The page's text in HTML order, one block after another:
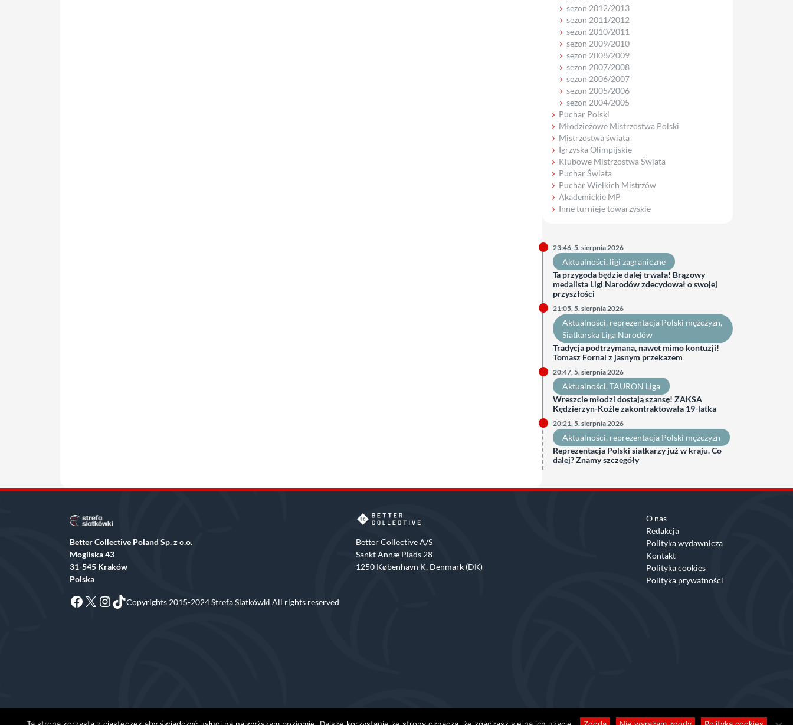
sezon 2012/2013
sezon 2011/2012
sezon 2010/2011
sezon 2009/2010
sezon 2008/2009
sezon 2007/2008
sezon 2006/2007
sezon 2005/2006
sezon 2004/2005
Puchar Polski
Młodzieżowe Mistrzostwa Polski
Mistrzostwa świata
Igrzyska Olimpijskie
Klubowe Mistrzostwa Świata
Puchar Świata
Puchar Wielkich Mistrzów
Akademickie MP
Inne turnieje towarzyskie
23:46, 5. sierpnia 2026
Aktualności, ligi zagraniczne
Ta przygoda będzie dalej trwała! Brązowy
medalista Ligi Narodów zdecydował o swojej
przyszłości
21:05, 5. sierpnia 2026
Aktualności, reprezentacja Polski mężczyzn
Siatkarska Liga Narodów
Tradycja podtrzymana, nawet mimo kontuzji!
Tomasz Fornal z jasnym przekazem
20:47, 5. sierpnia 2026
Aktualności, TAURON Liga
Wreszcie młodzi dostają szansę! ZAKSA
Kędzierzyn-Koźle zakontraktowała 19-latka
20:21, 5. sierpnia 2026
Aktualności, reprezentacja Polski mężczyzn
Reprezentacja Polski siatkarzy już w kraju. Co
dalej? Znamy szczegóły
Better Collective Poland Sp. z o.o.
Mogilska 43
31-545 Kraków
Polska
Better Collective A/S
Sankt Annæ Plads 28
1250 København K, Denmark (DK)
O nas
Redakcja
Polityka wydawnicza
Kontakt
Polityka cookies
Polityka prywatności
Facebook
X Instagram
TikTok
Copyrights 2015-2024 Strefa Siatkówki All rights reserved